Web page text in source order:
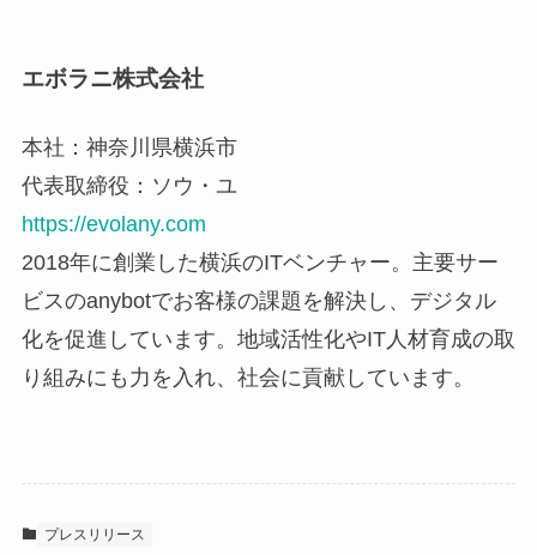
エボラニ株式会社
本社：神奈川県横浜市
代表取締役：ソウ・ユ
https://evolany.com
2018年に創業した横浜のITベンチャー。主要サー
ビスのanybotでお客様の課題を解決し、デジタル
化を促進しています。地域活性化やIT人材育成の取
り組みにも力を入れ、社会に貢献しています。
プレスリリース